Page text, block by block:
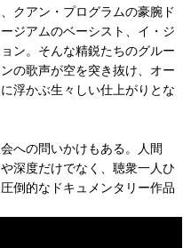
クアン・プログラムの豪腕ド
ジアムのベーシスト、イ・ジ
ン。そんな精鋭たちのグルー
の歌声が空を突き抜け、オー
浮かぶ生々しい仕上がりとな
への問いかけもある。人間
深度だけでなく、聴衆一人ひ
倒的なドキュメンタリー作品